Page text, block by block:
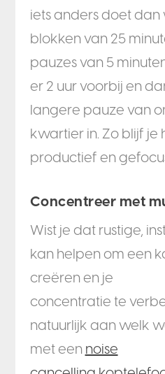
iets anders doet dan
blokken van 25
pauzes van 5
er 2 uur voorbij en
langere pauze van
kwartier in. Zo blijf je
productief en
Concentreer met
Wist je dat rustige,
kan helpen om een
creëren en je
concentratie te
natuurlijk aan welk
met een noise